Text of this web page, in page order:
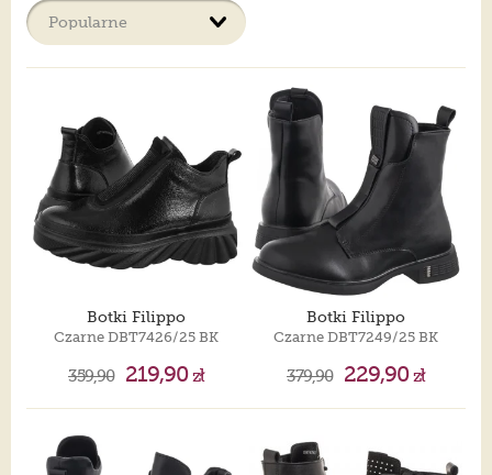
Botki Filippo
Czarne DBT7426/25 BK
359,90 219,90zł
Botki Filippo
Czarne DBT7249/25 BK
379,90 229,90zł